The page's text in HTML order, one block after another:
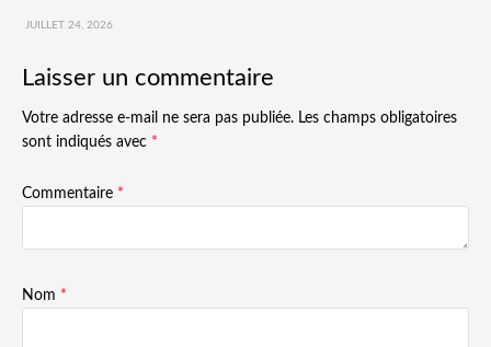
JUILLET 24, 2026
Laisser un commentaire
Votre adresse e-mail ne sera pas publiée. Les champs obligatoires
sont indiqués avec *
Commentaire *
Nom *